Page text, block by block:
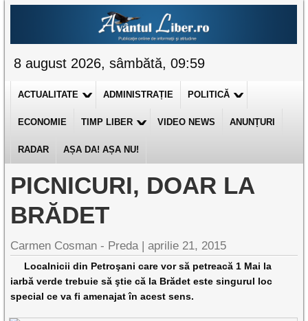
8 august 2026, sâmbătă, 09:59
ACTUALITATE ADMINISTRAȚIE POLITICĂ
ECONOMIE TIMP LIBER VIDEO NEWS ANUNȚURI
RADAR AȘA DA! AȘA NU!
PICNICURI, DOAR LA
BRĂDET
Carmen Cosman - Preda |aprilie 21, 2015
Localnicii din Petroşani care vor să petreacă 1 Mai la
iarbă verde trebuie să ştie că la Brădet este singurul loc
special ce va fi amenajat în acest sens.